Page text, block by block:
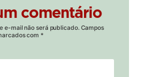
comentário
e-mail não será publicado. Campos
com *